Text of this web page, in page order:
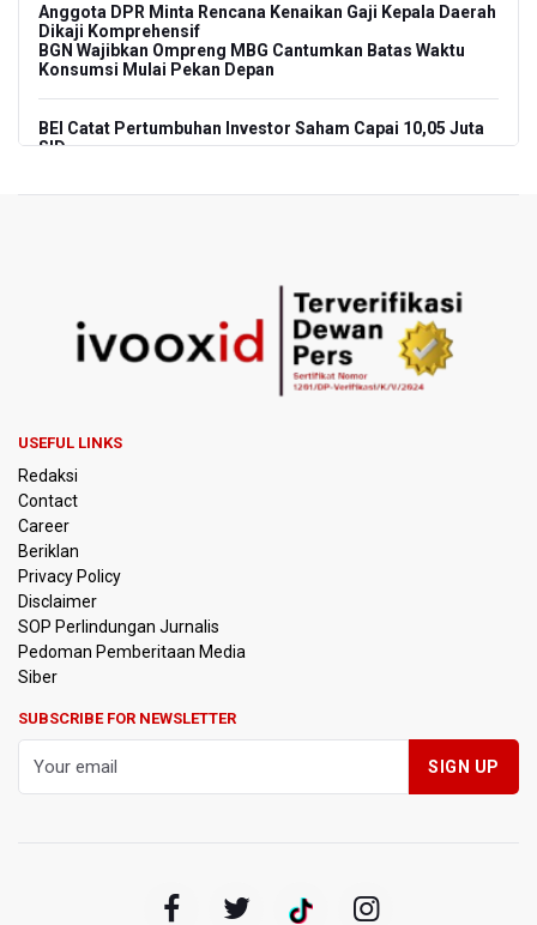
Anggota DPR Minta Rencana Kenaikan Gaji Kepala Daerah
Dikaji Komprehensif
BGN Wajibkan Ompreng MBG Cantumkan Batas Waktu
Konsumsi Mulai Pekan Depan
BEI Catat Pertumbuhan Investor Saham Capai 10,05 Juta
SID
Kemkomdigi Targetkan Reaktivasi IGRS Rampung 2026
TNI Gelar Latihan Kesiapsiagaan Penanggulangan
Bencana Gempa Bumi dan Tsunami di Bali
Polisi saat Razia Knalpot Brong
BPS Sebut Sensus Ekonomi 2026 untuk Perbarui Data
Insiden Penembakan Terjadi di Festival Budaya Lembah
Baliem di Papua Pegunungan, Dua Warga Terluka
Kebakaran Hutan dan Lahan Terjadi di Sejumlah Wilayah
di Sumatra, Kalimantan, dan Pulau Jawa
Pemadaman
SEA V Cup 2026: Timnas Voli Putri Indonesia Kalah 0-3
USEFUL LINKS
Redaksi
Contact
Career
Beriklan
Privacy Policy
Disclaimer
SOP Perlindungan Jurnalis
Pedoman Pemberitaan Media
Siber
SUBSCRIBE FOR NEWSLETTER